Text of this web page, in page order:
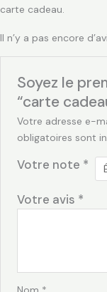
carte cadeau.
Il n’y a pas encore
Soyez le
“carte
Votre adresse e-
obligatoires sont
Votre note *
Votre avis *